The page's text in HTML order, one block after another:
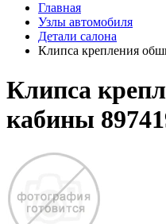
Главная
Узлы автомобиля
Детали салона
Клипса крепления
Клипса
кабины